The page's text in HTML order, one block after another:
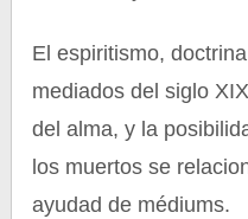
El espiritismo,
mediados del siglo
del alma, y la
los muertos se
ayudad de médiums.